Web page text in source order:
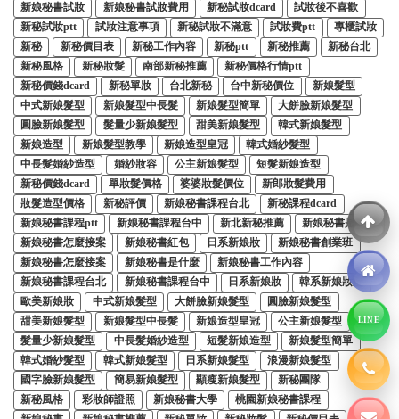
新娘秘書試妝
新娘秘書試妝費用 新秘試妝dcard
試妝後不喜歡
新秘試妝ptt
試妝注意事項 新秘試妝不滿意 試妝費ptt
專櫃試妝
新秘
新秘價目表 新秘工作內容 新秘ptt 新秘推薦
新秘台北
新秘風格
新秘妝髮 南部新秘推薦
新秘價格行情ptt
新秘價錢dcard
新秘單妝 台北新秘 台中新秘價位
新娘髮型
中式新娘髮型
新娘髮型中長髮 新娘髮型簡單
大餅臉新娘髮型
圓臉新娘髮型
髮量少新娘髮型 甜美新娘髮型
韓式新娘髮型
新娘造型
新娘髮型教學 新娘造型皇冠
韓式婚紗髮型
中長髮婚紗造型
婚紗妝容 公主新娘髮型
短髮新娘造型
新秘價錢dcard
單妝髮價格 婆婆妝髮價位
新郎妝髮費用
妝髮造型價格
新秘評價 新娘秘書課程台北
新秘課程dcard
新娘秘書課程ptt
新娘秘書課程台中 新北新秘推薦
新娘秘書是什麼
新娘秘書怎麼接案
新娘秘書紅包 日系新娘妝
新娘秘書創業班
新娘秘書怎麼接案
新娘秘書是什麼
新娘秘書工作內容
新娘秘書課程台北
新娘秘書課程台中 日系新娘妝
韓系新娘妝髮
歐美新娘妝
中式新娘髮型 大餅臉新娘髮型
圓臉新娘髮型
甜美新娘髮型
新娘髮型中長髮 新娘造型皇冠
公主新娘髮型
髮量少新娘髮型
中長髮婚紗造型 短髮新娘造型
新娘髮型簡單
韓式婚紗髮型
韓式新娘髮型 日系新娘髮型
浪漫新娘髮型
國字臉新娘髮型
簡易新娘髮型 顯瘦新娘髮型
新秘團隊
新秘風格
彩妝師證照 新娘秘書大學
桃園新娘秘書課程
LINE